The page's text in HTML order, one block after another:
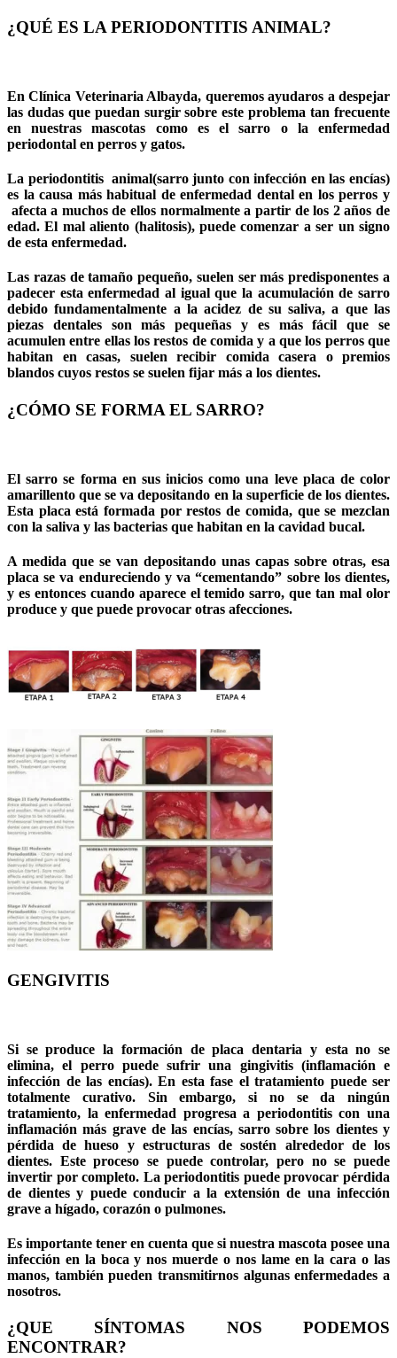
¿QUÉ ES LA PERIODONTITIS ANIMAL?
En Clínica Veterinaria Albayda, queremos ayudaros a despejar
las dudas que puedan surgir sobre este problema tan frecuente
en nuestras mascotas como es el sarro o la enfermedad
periodontal en perros y gatos.
La periodontitis animal(sarro junto con infección en las encías)
es la causa más habitual de enfermedad dental en los perros y
afecta a muchos de ellos normalmente a partir de los 2 años de
edad. El mal aliento (halitosis), puede comenzar a ser un signo
de esta enfermedad.
Las razas de tamaño pequeño, suelen ser más predisponentes a
padecer esta enfermedad al igual que la acumulación de sarro
debido fundamentalmente a la acidez de su saliva, a que las
piezas dentales son más pequeñas y es más fácil que se
acumulen entre ellas los restos de comida y a que los perros que
habitan en casas, suelen recibir comida casera o premios
blandos cuyos restos se suelen fijar más a los dientes.
¿CÓMO SE FORMA EL SARRO?
El sarro se forma en sus inicios como una leve placa de color
amarillento que se va depositando en la superficie de los dientes.
Esta placa está formada por restos de comida, que se mezclan
con la saliva y las bacterias que habitan en la cavidad bucal.
A medida que se van depositando unas capas sobre otras, esa
placa se va endureciendo y va “cementando” sobre los dientes,
y es entonces cuando aparece el temido sarro, que tan mal olor
produce y que puede provocar otras afecciones.
GENGIVITIS
Si se produce la formación de placa dentaria y esta no se
elimina, el perro puede sufrir una gingivitis (inflamación e
infección de las encías). En esta fase el tratamiento puede ser
totalmente curativo. Sin embargo, si no se da ningún
tratamiento, la enfermedad progresa a periodontitis con una
inflamación más grave de las encías, sarro sobre los dientes y
pérdida de hueso y estructuras de sostén alrededor de los
dientes. Este proceso se puede controlar, pero no se puede
invertir por completo. La periodontitis puede provocar pérdida
de dientes y puede conducir a la extensión de una infección
grave a hígado, corazón o pulmones.
Es importante tener en cuenta que si nuestra mascota posee una
infección en la boca y nos muerde o nos lame en la cara o las
manos, también pueden transmitirnos algunas enfermedades a
nosotros.
¿QUE SÍNTOMAS NOS PODEMOS
ENCONTRAR?